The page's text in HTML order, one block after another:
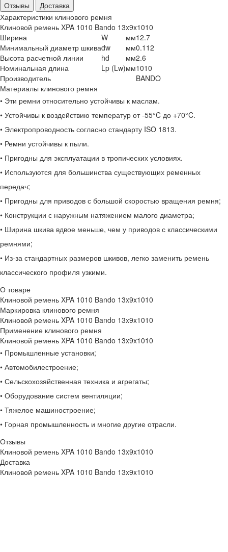
Отзывы
Доставка
Характеристики клинового ремня
Клиновой ремень XPA 1010 Bando 13x9x1010
Ширина
W мм12.7
Минимальный диаметр шкиваdw мм0.112
Высота расчетной линии
hd мм2.6
Номинальная длина
Lp (Lw)мм1010
Производитель
BANDO
Материалы клинового ремня
• Эти ремни относительно устойчивы к маслам.
• Устойчивы к воздействию температур от -55°C до +70°C.
• Электропроводность согласно стандарту ISO 1813.
• Ремни устойчивы к пыли.
• Пригодны для эксплуатации в тропических условиях.
• Используются для большинства существующих ременных
передач;
• Пригодны для приводов с большой скоростью вращения ремня;
• Конструкции с наружным натяжением малого диаметра;
• Ширина шкива вдвое меньше, чем у приводов с классическими
ремнями;
• Из-за стандартных размеров шкивов, легко заменить ремень
классического профиля узкими.
О товаре
Клиновой ремень XPA 1010 Bando 13x9x1010
Маркировка клинового ремня
Клиновой ремень XPA 1010 Bando 13x9x1010
Применение клинового ремня
Клиновой ремень XPA 1010 Bando 13x9x1010
• Промышленные установки;
• Автомобилестроение;
• Сельскохозяйственная техника и агрегаты;
• Оборудование систем вентиляции;
• Тяжелое машиностроение;
• Горная промышленность и многие другие отрасли.
Отзывы
Клиновой ремень XPA 1010 Bando 13x9x1010
Доставка
Клиновой ремень XPA 1010 Bando 13x9x1010